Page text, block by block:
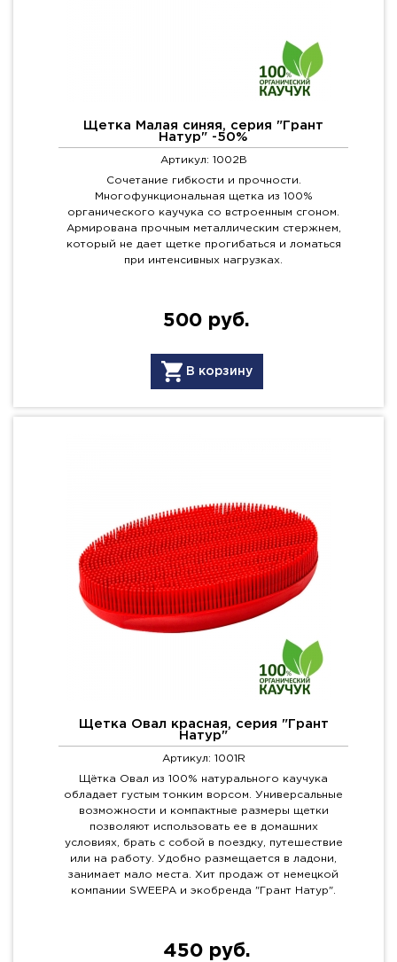
Щетка Малая синяя, серия "Грант
Натур" -50%
Артикул: 1002B
Сочетание гибкости и прочности.
Многофункциональная щетка из 100%
органического каучука со встроенным сгоном.
Армирована прочным металлическим стержнем,
который не дает щетке прогибаться и ломаться
при интенсивных нагрузках.
500 руб.
В корзину
Щетка Овал красная, серия "Грант
Натур"
Артикул: 1001R
Щётка Овал из 100% натурального каучука
обладает густым тонким ворсом. Универсальные
возможности и компактные размеры щетки
позволяют использовать ее в домашних
условиях, брать с собой в поездку, путешествие
или на работу. Удобно размещается в ладони,
занимает мало места. Хит продаж от немецкой
компании SWEEPA и экобренда "Грант Натур".
450 руб.